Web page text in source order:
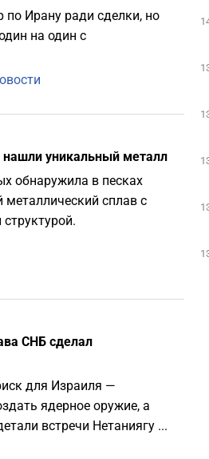
Ирану ради сделки, но
на один с
уникальный металл
обнаружила в песках
сплав с
СНБ сделал
для Израиля —
ядерное оружие, а
встречи Нетаниягу ...